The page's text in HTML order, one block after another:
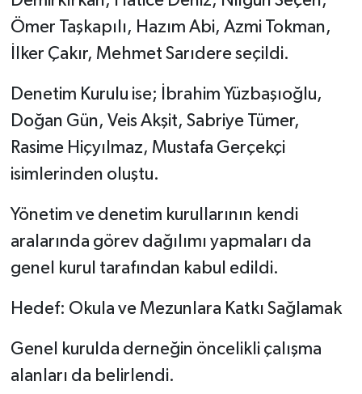
Ömer Taşkapılı, Hazım Abi, Azmi Tokman,
İlker Çakır, Mehmet Sarıdere seçildi.
Denetim Kurulu ise; İbrahim Yüzbaşıoğlu,
Doğan Gün, Veis Akşit, Sabriye Tümer,
Rasime Hiçyılmaz, Mustafa Gerçekçi
isimlerinden oluştu.
Yönetim ve denetim kurullarının kendi
aralarında görev dağılımı yapmaları da
genel kurul tarafından kabul edildi.
Hedef: Okula ve Mezunlara Katkı Sağlamak
Genel kurulda derneğin öncelikli çalışma
alanları da belirlendi.